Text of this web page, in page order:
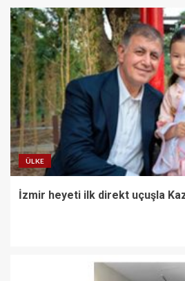
ÜLKE
İzmir heyeti ilk direkt uçuşla